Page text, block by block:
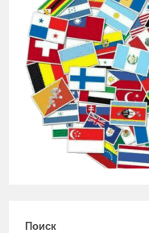
Поиск